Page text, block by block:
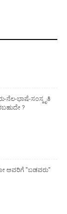
ನೆಲ-ಭಾಷೆ-ಸಂಸ್ಕೃತಿ
?
ಅವರಿಗೆ "ಬಡವರು"